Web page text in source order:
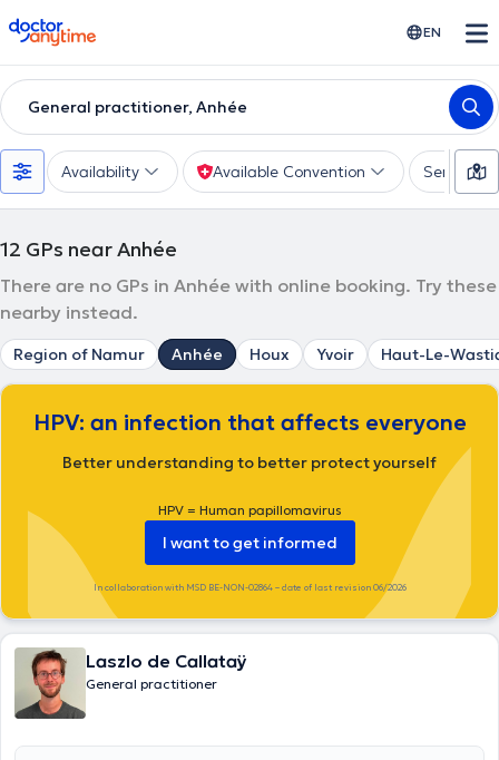
doctoranytime EN
General practitioner, Anhée
Availability Available Convention Services
12 GPs near Anhée
There are no GPs in Anhée with online booking. Try these
nearby instead.
Region of Namur Anhée Houx Yvoir Haut-Le-
HPV: an infection that affects everyone
Better understanding to better protect yourself
HPV = Human papillomavirus
I want to get informed
In collaboration with MSD BE-NON-02864 – date of last revision 06/2026
Laszlo de Callataÿ
General practitioner